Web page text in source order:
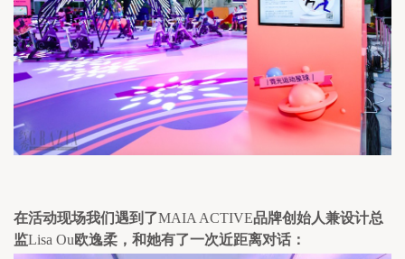
在活动现场我们遇到了MAIA ACTIVE品牌创始人兼设计总
监Lisa Ou欧逸柔，和她有了一次近距离对话：